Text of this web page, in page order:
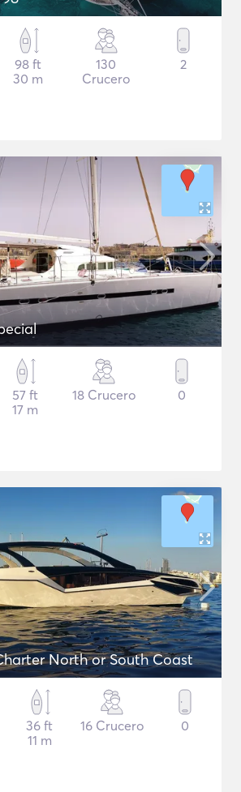
98 ft
30 m
130
Crucero
2
57 ft
17 m
18 Crucero 0
North or South Coast
36 ft
11 m
16 Crucero 0